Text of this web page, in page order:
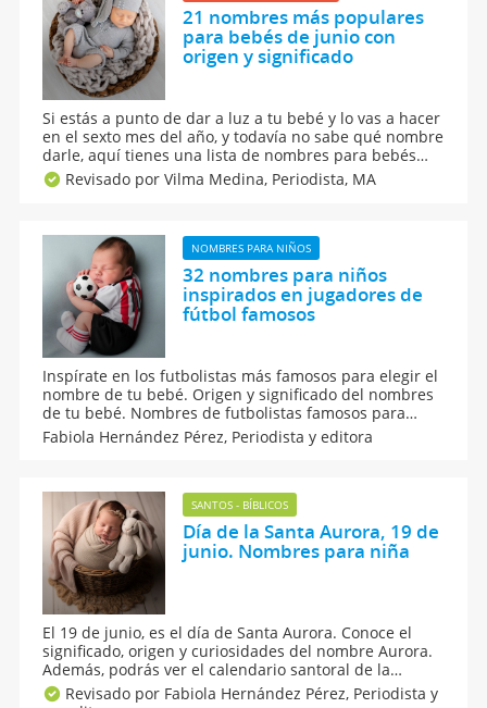
21 nombres más populares
para bebés de junio con
origen y significado
Si estás a punto de dar a luz a tu bebé y lo vas a hacer
en el sexto mes del año, y todavía no sabe qué nombre
darle, aquí tienes una lista de nombres para bebés
que nacen en junio. Descubre en nuestro guía de
nombres los mejores nombres para tu bebé según el
Revisado por Vilma Medina, Periodista, MA
NOMBRES PARA NIÑOS
32 nombres para niños
inspirados en jugadores de
fútbol famosos
Inspírate en los futbolistas más famosos para elegir el
nombre de tu bebé. Origen y significado del nombres
de tu bebé. Nombres de futbolistas famosos para
niños. Si te gusta el fútbol, elige un nombre de
futbolista para tu bebé. Además, te damos consejos de
Fabiola Hernández Pérez, Periodista y editora
SANTOS - BÍBLICOS
Día de la Santa Aurora, 19 de
junio. Nombres para niña
El 19 de junio, es el día de Santa Aurora. Conoce el
significado, origen y curiosidades del nombre Aurora.
Además, podrás ver el calendario santoral de la
onomástica de todos los nombres de santo. Te
Revisado por Fabiola Hernández Pérez, Periodista y